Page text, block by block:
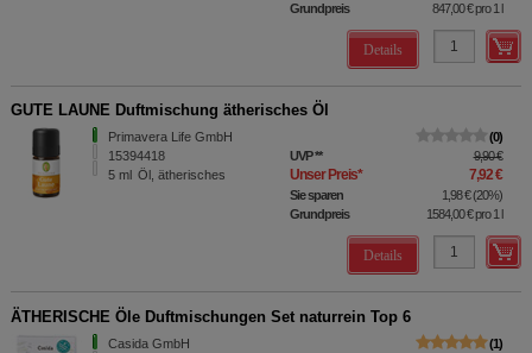
Grundpreis
847,00 €pro 1 l
Details
GUTE LAUNE Duftmischung ätherisches Öl
Primavera Life GmbH
15394418
5 ml Öl, ätherisches
0
UVP** 9,90 €
Unser Preis* 7,92 €
Sie sparen 1,98 €(20%)
Grundpreis
1584,00 €pro 1 l
Details
ÄTHERISCHE Öle Duftmischungen Set naturrein Top 6
Casida GmbH
1